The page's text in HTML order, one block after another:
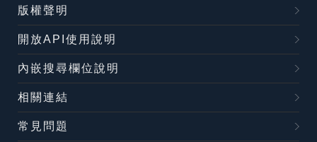
版權聲明
開放API使用說明
內嵌搜尋欄位說明
相關連結
常見問題